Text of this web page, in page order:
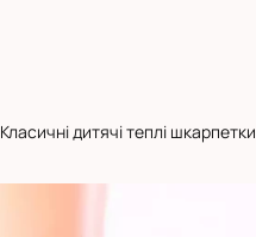
Класичні дитячі теплі шкарпетки